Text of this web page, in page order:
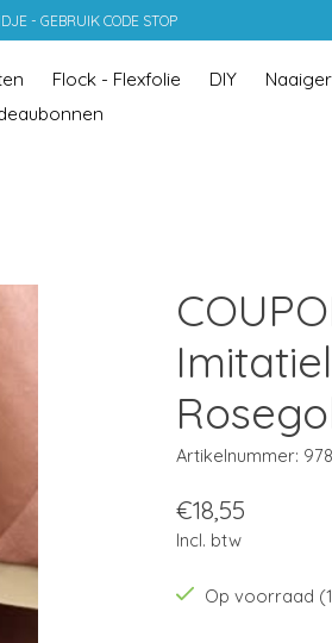
- GEBRUIK CODE STOP
Flock - Flexfolie DIY
Artikelnummer: 978
€18,55
Incl. btw
Op voorraad